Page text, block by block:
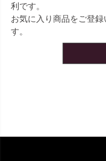
利です。
お気に入り商品をご登
す。